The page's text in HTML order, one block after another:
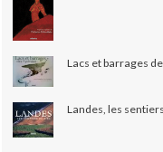
Lacs et barrages
Landes, les